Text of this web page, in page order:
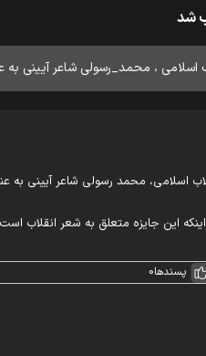
شد
اسلامی ، محمد_رسولی شاعر آیینی
اسلامی، محمد رسولی شاعر آیینی
اینکه این جایزه متعلق به شعر
پسندها0